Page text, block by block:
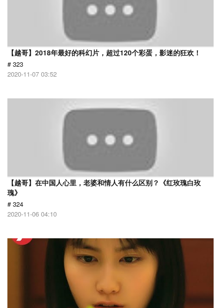
【越哥】2018年最好的科幻片，超过120个彩蛋，影迷的狂欢！
# 323
2020-11-07 03:52
【越哥】在中国人心里，老婆和情人有什么区别？《红玫瑰白玫
瑰》
# 324
2020-11-06 04:10